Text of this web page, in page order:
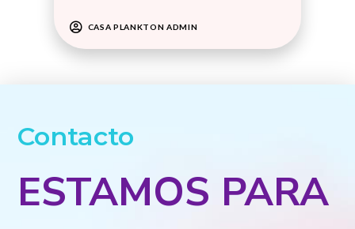
CASA PLANKTON ADMIN
Contacto
ESTAMOS PARA